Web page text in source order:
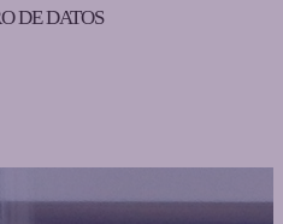
DE DATOS